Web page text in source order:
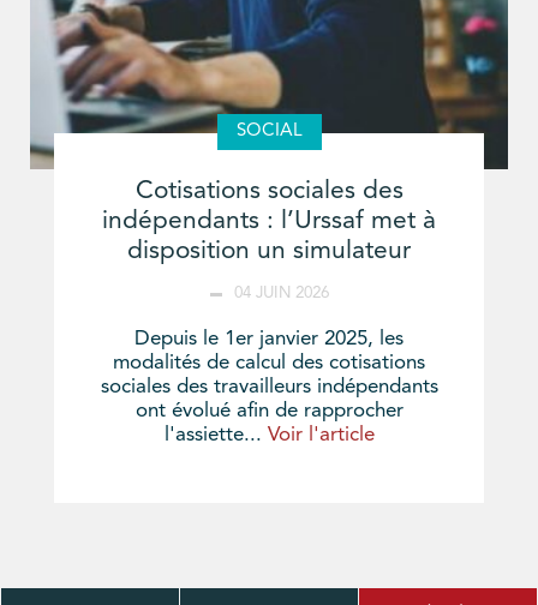
SOCIAL
Cotisations sociales des
indépendants : l’Urssaf met à
disposition un simulateur
04 JUIN 2026
Depuis le 1er janvier 2025, les
modalités de calcul des cotisations
sociales des travailleurs indépendants
ont évolué afin de rapprocher
l'assiette... Voir l'article